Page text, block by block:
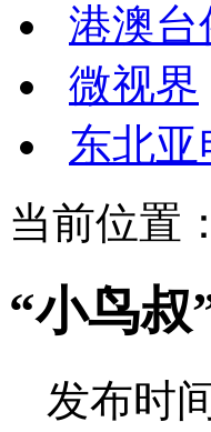
港澳台
微视界
东北亚
当前位置：
“小鸟叔
发布时